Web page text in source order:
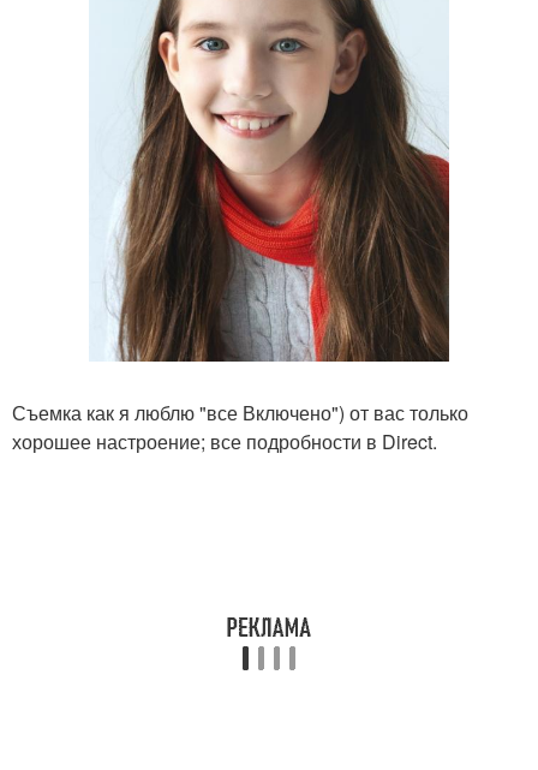
Съемка как я люблю "все Включено") от вас только
хорошее настроение; все подробности в Direct.